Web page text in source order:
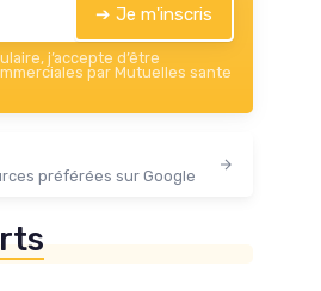
➔ Je m'inscris
j’accepte d’être
par Mutuelles sante
préférées sur Google